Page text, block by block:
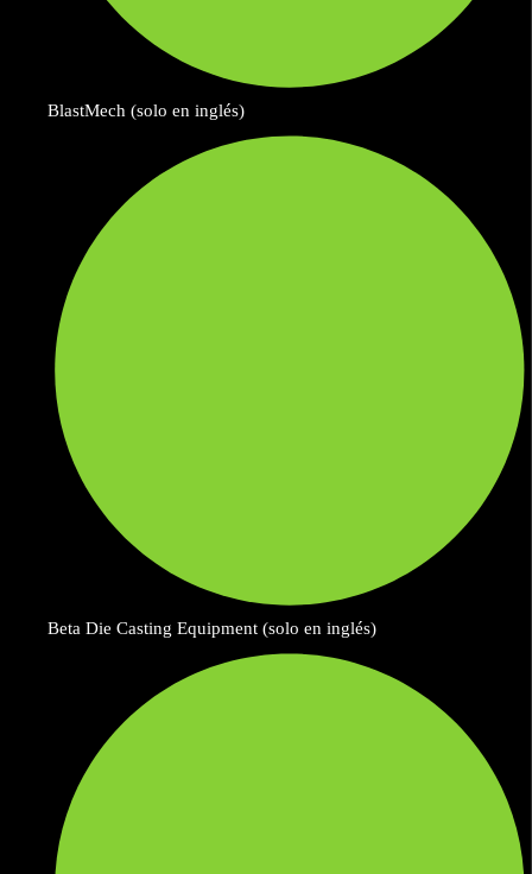
BlastMech (solo en inglés)
Beta Die Casting Equipment (solo en inglés)